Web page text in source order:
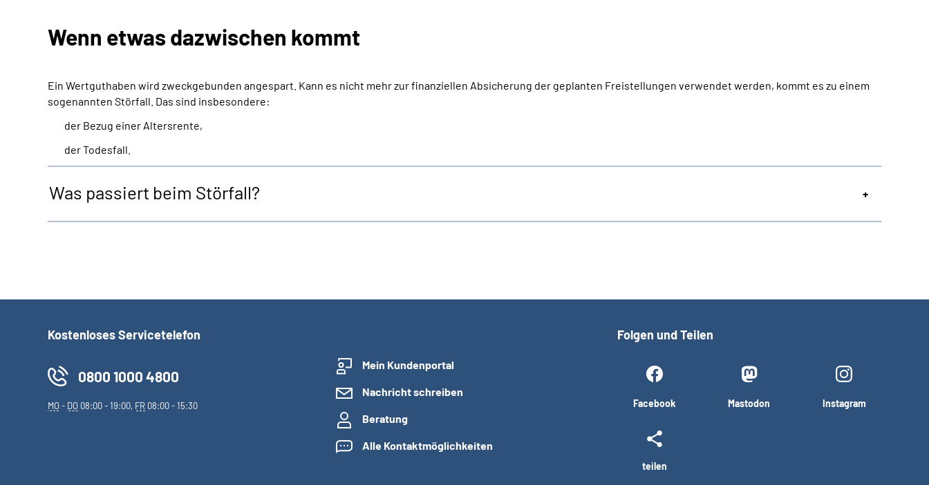
Wenn etwas dazwischen kommt
Ein Wertguthaben wird zweckgebunden angespart. Kann es nicht mehr zur finanziellen Absicherung der geplanten Freistellungen verwendet werden, kommt es zu einem
sogenannten Störfall. Das sind insbesondere:
der Bezug einer Altersrente,
der Todesfall.
Was passiert beim Störfall?
Kostenloses Servicetelefon
0800 1000 4800
MO- DO 08:00 - 19:00, FR 08:00 - 15:30
Mein Kundenportal
Nachricht schreiben
Beratung
Alle Kontaktmöglichkeiten
Folgen und Teilen
Facebook Mastodon Instagram
teilen